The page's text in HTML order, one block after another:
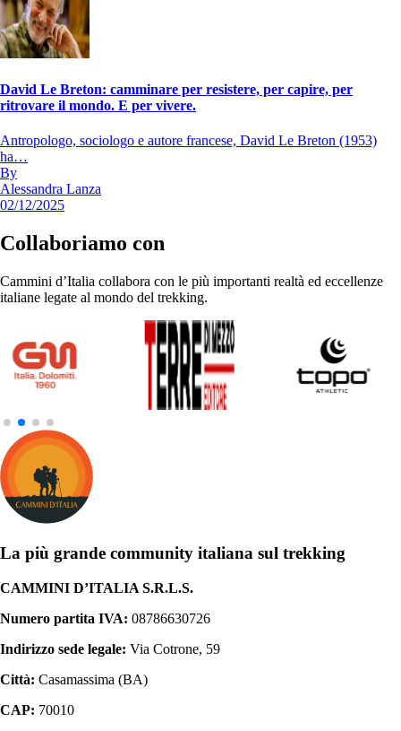
David Le Breton: camminare per resistere, per capire, per
ritrovare il mondo. E per vivere.
Antropologo, sociologo e autore francese, David Le Breton (1953)
ha…
By
Alessandra Lanza
02/12/2025
Collaboriamo con
Cammini d’Italia collabora con le più importanti realtà ed eccellenze
italiane legate al mondo del trekking.
La più grande community italiana sul trekking
CAMMINI D’ITALIA S.R.L.S.
Numero partita IVA: 08786630726
Indirizzo sede legale: Via Cotrone, 59
Città: Casamassima (BA)
CAP: 70010